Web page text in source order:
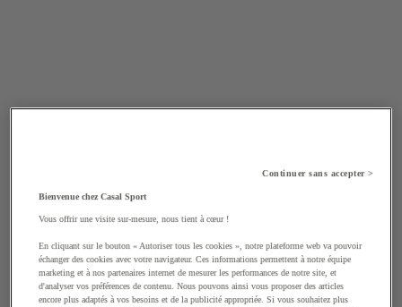
Continuer sans accepter >
Bienvenue chez Casal Sport
Vous offrir une visite sur-mesure, nous tient à cœur !
En cliquant sur le bouton « Autoriser tous les cookies », notre plateforme web va pouvoir
échanger des cookies avec votre navigateur. Ces informations permettent à notre équipe
marketing et à nos partenaires internet de mesurer les performances de notre site, et
d'analyser vos préférences de contenu. Nous pouvons ainsi vous proposer des articles
encore plus adaptés à vos besoins et de la publicité appropriée. Si vous souhaitez plus